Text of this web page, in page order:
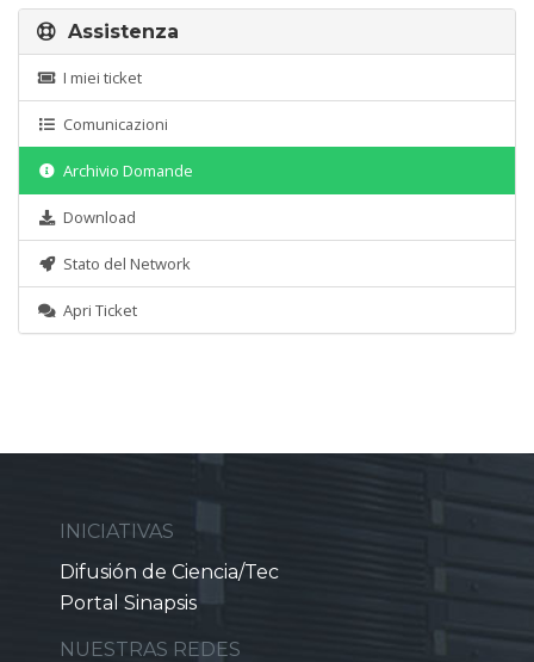
Assistenza
I miei ticket
Comunicazioni
Archivio Domande
Download
Stato del Network
Apri Ticket
INICIATIVAS
Difusión de Ciencia/Tec
Portal Sinapsis
NUESTRAS REDES